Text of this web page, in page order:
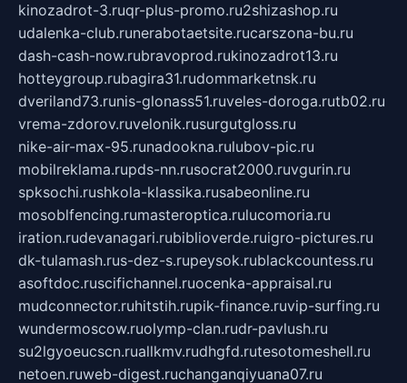
kinozadrot-3.ruqr-plus-promo.ru2shizashop.ru
udalenka-club.runerabotaetsite.rucarszona-bu.ru
dash-cash-now.rubravoprod.rukinozadrot13.ru
hotteygroup.rubagira31.rudommarketnsk.ru
dveriland73.runis-glonass51.ruveles-doroga.rutb02.ru
vrema-zdorov.ruvelonik.rusurgutgloss.ru
nike-air-max-95.runadookna.rulubov-pic.ru
mobilreklama.rupds-nn.rusocrat2000.ruvgurin.ru
spksochi.rushkola-klassika.rusabeonline.ru
mosoblfencing.rumasteroptica.rulucomoria.ru
iration.rudevanagari.rubiblioverde.ruigro-pictures.ru
dk-tulamash.rus-dez-s.rupeysok.rublackcountess.ru
asoftdoc.ruscifichannel.ruocenka-appraisal.ru
mudconnector.ruhitstih.rupik-finance.ruvip-surfing.ru
wundermoscow.ruolymp-clan.rudr-pavlush.ru
su2lgyoeucscn.ruallkmv.rudhgfd.rutesotomeshell.ru
netoen.ruweb-digest.ruchanganqiyuana07.ru